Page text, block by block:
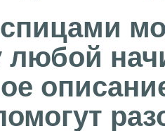
любой